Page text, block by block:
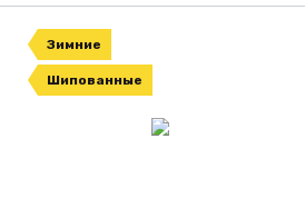
Зимние
Шипованные